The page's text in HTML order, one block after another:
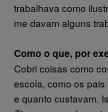
trabalhava como
me davam alguns
Como o que, por
Cobri coisas como
escola, como os
e quanto custavam.